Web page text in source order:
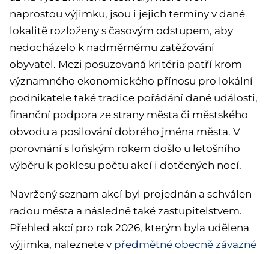
naprostou výjimku, jsou i jejich termíny v dané
lokalitě rozloženy s časovým odstupem, aby
nedocházelo k nadměrnému zatěžování
obyvatel. Mezi posuzovaná kritéria patří krom
významného ekonomického přínosu pro lokální
podnikatele také tradice pořádání dané události,
finanční podpora ze strany města či městského
obvodu a posilování dobrého jména města. V
porovnání s loňským rokem došlo u letošního
výběru k poklesu počtu akcí i dotčených nocí.
Navržený seznam akcí byl projednán a schválen
radou města a následně také zastupitelstvem.
Přehled akcí pro rok 2026, kterým byla udělena
výjimka, naleznete v předmětné obecně závazné